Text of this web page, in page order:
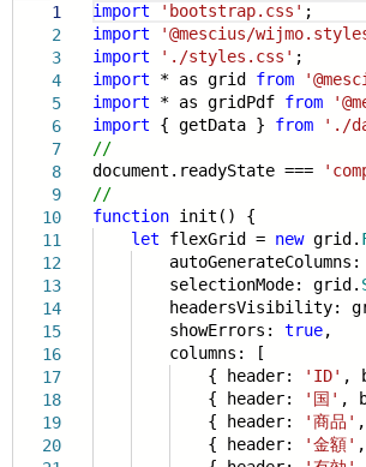
1
2
3
4
5
6
7
8
9
10
11
12
13
14
15
16
17
18
19
20
import 'bootstrap.css' ;
import
'@mescius/
import
'./styles.css' ;
import * as grid from
import * as gridPdf from
import { getData } from './
//
document.readyState ===
//
function init() {
let flexGrid = newgrid.
autoGenerateColumns:
selectionMode: grid.
headersVisibility:
showErrors: true,
columns: [
{ header:
'ID' ,
{ header:
'国' ,
{ header:
'商品'
{ header:
'金額'